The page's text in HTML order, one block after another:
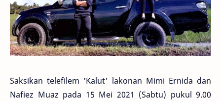
Saksikan telefilem 'Kalut' lakonan Mimi Ernida dan
Nafiez Muaz pada 15 Mei 2021 (Sabtu) pukul 9.00